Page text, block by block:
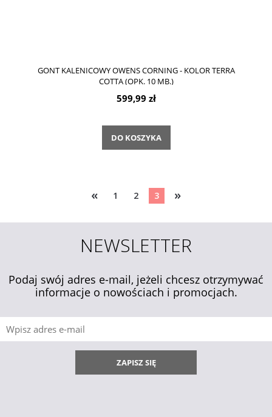
GONT KALENICOWY OWENS CORNING - KOLOR TERRA
COTTA (OPK. 10 MB.)
599,99 zł
DO KOSZYKA
« 1 2 3 »
NEWSLETTER
Podaj swój adres e-mail, jeżeli chcesz otrzymywać
informacje o nowościach i promocjach.
ZAPISZ SIĘ